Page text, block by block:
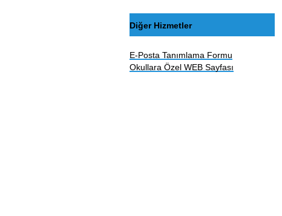
Diğer Hizmetler
E-Posta Tanımlama Formu
Okullara Özel WEB Sayfası